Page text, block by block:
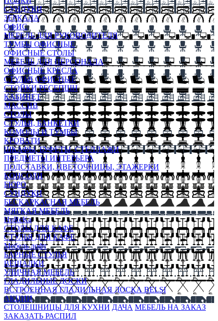
СУНДУКИ
ЗЕРКАЛА
ОФИС
МЕБЕЛЬ ДЛЯ РУКОВОДИТЕЛЯ
ТУМБЫ ОФИСНЫЕ
ОФИСНЫЕ СТОЛЫ
МЕБЕЛЬ ДЛЯ ПЕРСОНАЛА
ОФИСНЫЕ КРЕСЛА
СТУЛЬЯ ОФИСНЫЕ
СТОЙКИ РЕСЕПШН
КАБИНЕТ
МАССИВ
СТОЛЫ
СТУЛЬЯ, БАНКЕТКИ
КОМОДЫ И ТУМБЫ
КРОВАТИ
ШКАФЫ, БУФЕТЫ, СТЕЛЛАЖИ
ПРЕДМЕТЫ ИНТЕРЬЕРА
ПОДСТАВКИ, ЦВЕТОЧНИЦЫ, ЭТАЖЕРКИ
КОНСОЛИ
БЮРО
СУНДУКИ
БЕСКАРКАСНАЯ МЕБЕЛЬ
МЯГКАЯ МЕБЕЛЬ
HoReKa
СТОЛЫ ДЛЯ КАФЕ
СТУЛЬЯ ДЛЯ КАФЕ
Мебель лофт
БАРНЫЕ СТУЛЬЯ
ВЕШАЛКИ
УЛИЧНАЯ МЕБЕЛЬ
ГЛАДИЛЬНЫЕ ДОСКИ
ВСТРОЕННАЯ ГЛАДИЛЬНАЯ ДОСКА BELSI
АКЦИИ
СТОЛЕШНИЦЫ ДЛЯ КУХНИ ДАЧА МЕБЕЛЬ НА ЗАКАЗ
ЗАКАЗАТЬ РАСПИЛ